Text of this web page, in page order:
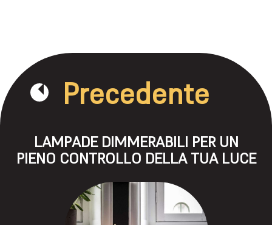
Precedente
LAMPADE DIMMERABILI PER UN
PIENO CONTROLLO DELLA TUA LUCE